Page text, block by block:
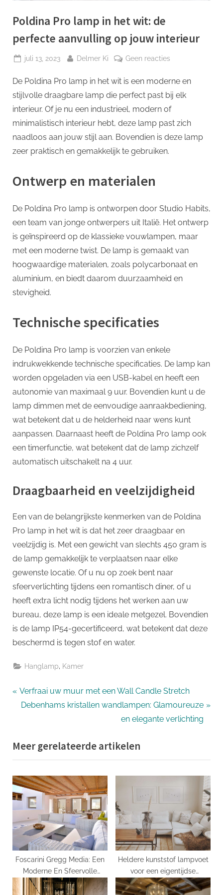
Poldina Pro lamp in het wit: de
perfecte aanvulling op jouw interieur
Geplaatst
juli 13, 2023 Door
Delmer Ki Geen reactiesop
Pro
lamp
wit:
de
De Poldina Pro lamp in het wit is een moderne en
stijlvolle draagbare lamp die perfect past bij elk
interieur. Of je nu een industrieel, modern of
minimalistisch interieur hebt, deze lamp past zich
naadloos aan jouw stijl aan. Bovendien is deze lamp
zeer praktisch en gemakkelijk te gebruiken.
Ontwerp en materialen
De Poldina Pro lamp is ontworpen door Studio Habits,
een team van jonge ontwerpers uit Italië. Het ontwerp
is geïnspireerd op de klassieke vouwlampen, maar
met een moderne twist. De lamp is gemaakt van
hoogwaardige materialen, zoals polycarbonaat en
aluminium, en biedt daarom duurzaamheid en
stevigheid.
Technische specificaties
De Poldina Pro lamp is voorzien van enkele
indrukwekkende technische specificaties. De lamp kan
worden opgeladen via een USB-kabel en heeft een
autonomie van maximaal 9 uur. Bovendien kunt u de
lamp dimmen met de eenvoudige aanraakbediening,
wat betekent dat u de helderheid naar wens kunt
aanpassen. Daarnaast heeft de Poldina Pro lamp ook
een timerfunctie, wat betekent dat de lamp zichzelf
automatisch uitschakelt na 4 uur.
Draagbaarheid en veelzijdigheid
Een van de belangrijkste kenmerken van de Poldina
Pro lamp in het wit is dat het zeer draagbaar en
veelzijdig is. Met een gewicht van slechts 450 gram is
de lamp gemakkelijk te verplaatsen naar elke
gewenste locatie. Of u nu op zoek bent naar
sfeerverlichting tijdens een romantisch diner, of u
heeft extra licht nodig tijdens het werken aan uw
bureau, deze lamp is een ideale metgezel. Bovendien
is de lamp IP54-gecertificeerd, wat betekent dat deze
beschermd is tegen stof en water.
Hanglamp Kamer
Bericht
P
r
o
u
s
P
s
:
Verfraai uw muur met een Wall Candle Stretch
N
t
P
o
s
t
Debenhams kristallen wandlampen: Glamoureuze
en elegante verlichting
Meer gerelateerde artikelen
Foscarini Gregg Media: Een
Moderne En Sfeervolle
Verlichtingsoptie
Heldere kunststof lampvoet
voor een eigentijdse
uitstraling